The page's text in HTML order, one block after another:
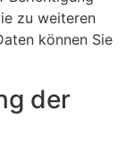
zu weiteren
können Sie
der